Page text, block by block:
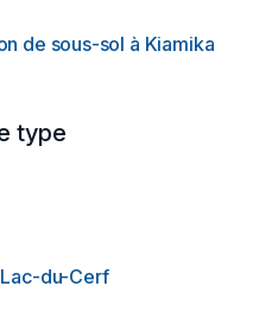
de sous-sol à Kiamika
type
Lac-du-Cerf